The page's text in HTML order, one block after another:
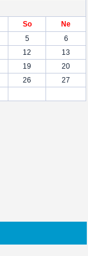
So
Ne
5
6
12
13
19
20
26
27